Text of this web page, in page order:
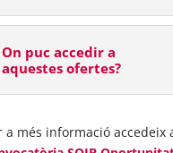
On puc accedir a
aquestes ofertes?
a més informació accedeix